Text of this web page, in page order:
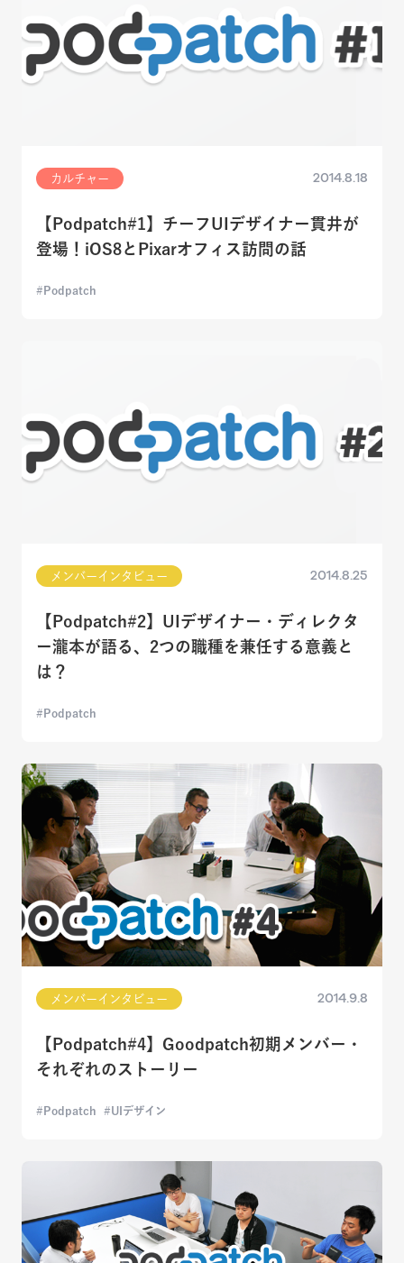
カルチャー 2014.8.18
【Podpatch#1】チーフUIデザイナー貫井が
登場！iOS8とPixarオフィス訪問の話
Podpatch
メンバーインタビュー 2014.8.25
【Podpatch#2】UIデザイナー・ディレクタ
ー瀧本が語る、2つの職種を兼任する意義と
は？
Podpatch
メンバーインタビュー 2014.9.8
【Podpatch#4】Goodpatch初期メンバー・
それぞれのストーリー
Podpatch UIデザイン